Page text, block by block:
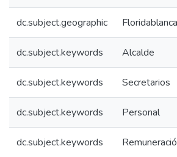
dc.subject.geographic
dc.subject.keywords Alcalde
dc.subject.keywords Secretarios
dc.subject.keywords Personal
dc.subject.keywords